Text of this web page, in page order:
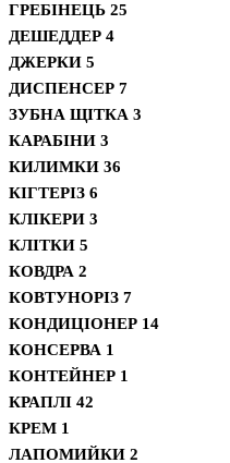
ГРЕБІНЕЦЬ 25
ДЕШЕДДЕР 4
ДЖЕРКИ 5
ДИСПЕНСЕР 7
ЗУБНА ЩІТКА 3
КАРАБІНИ 3
КИЛИМКИ 36
КІГТЕРІЗ 6
КЛІКЕРИ 3
КЛІТКИ 5
КОВДРА 2
КОВТУНОРІЗ 7
КОНДИЦІОНЕР 14
КОНСЕРВА 1
КОНТЕЙНЕР 1
КРАПЛІ 42
КРЕМ 1
ЛАПОМИЙКИ 2